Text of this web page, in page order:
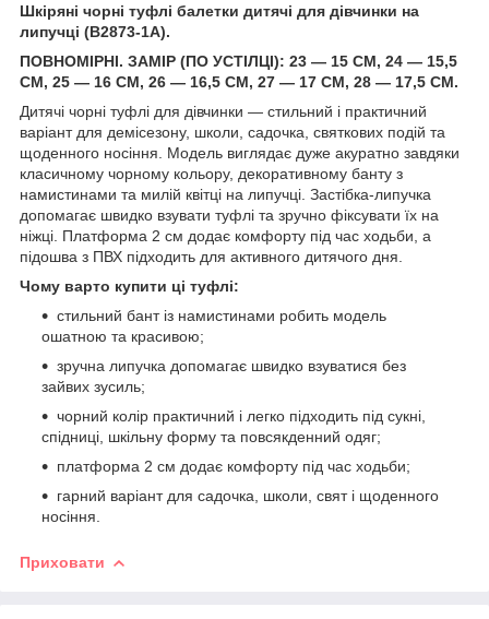
Шкіряні чорні туфлі балетки дитячі для дівчинки на
липучці (B2873-1A).
ПОВНОМІРНІ. ЗАМІР (ПО УСТІЛЦІ): 23 — 15 СМ, 24 — 15,5
СМ, 25 — 16 СМ, 26 — 16,5 СМ, 27 — 17 СМ, 28 — 17,5 СМ.
Дитячі чорні туфлі для дівчинки — стильний і практичний
варіант для демісезону, школи, садочка, святкових подій та
щоденного носіння. Модель виглядає дуже акуратно завдяки
класичному чорному кольору, декоративному банту з
намистинами та милій квітці на липучці. Застібка-липучка
допомагає швидко взувати туфлі та зручно фіксувати їх на
ніжці. Платформа 2 см додає комфорту під час ходьби, а
підошва з ПВХ підходить для активного дитячого дня.
Чому варто купити ці туфлі:
стильний бант із намистинами робить модель
ошатною та красивою;
зручна липучка допомагає швидко взуватися без
зайвих зусиль;
чорний колір практичний і легко підходить під сукні,
спідниці, шкільну форму та повсякденний одяг;
платформа 2 см додає комфорту під час ходьби;
гарний варіант для садочка, школи, свят і щоденного
носіння.
Приховати